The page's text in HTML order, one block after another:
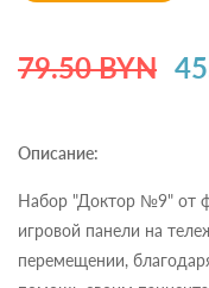
79.50 BYN
Описание:
Набор "Доктор №9" от
игровой панели на
перемещении,